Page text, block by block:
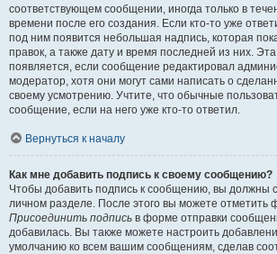
соответствующем сообщении, иногда только в
времени после его создания. Если кто-то уже
под ним появится небольшая надпись, которая
правок, а также дату и время последней из них.
появляется, если сообщение редактировал
модератор, хотя они могут сами написать о
своему усмотрению. Учтите, что обычные
сообщение, если на него уже кто-то ответил.
Вернуться к началу
Как мне добавить подпись к своему сообщению?
Чтобы добавить подпись к сообщению, вы должны
личном разделе. После этого вы можете отметить
Присоединить подпись в форме отправки
добавилась. Вы также можете настроить
умолчанию ко всем вашим сообщениям, сделав